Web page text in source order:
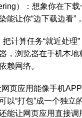
）：想象你在下
让你“边下载边看”
计算任务“就近处理
，浏览器在手机本
赖网络。
页应用能像手机
以“打包”成一个独
能让网页应用直接